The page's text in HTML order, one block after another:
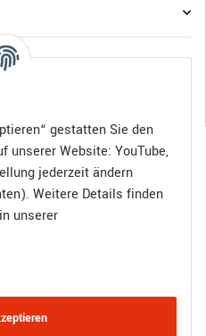
gestatten Sie den
unserer Website: YouTube,
jederzeit ändern
Weitere Details finden
unserer